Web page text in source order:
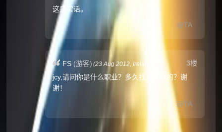
这是实话。
@TA
3楼
FS (游客) (23 Aug 2012,Ireland
jcy,请问你是什么职业？多久找到工作的？谢
谢！
@TA